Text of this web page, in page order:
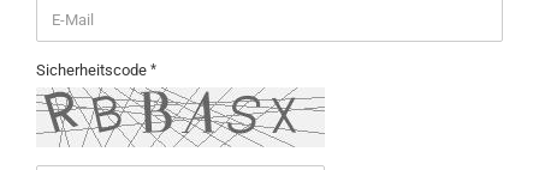
Sicherheitscode